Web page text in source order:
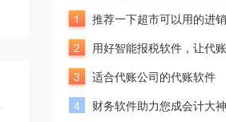
1
推荐一下超市可以用的进
2
用好智能报税软件，让代
3
适合代账公司的代账软件
4
财务软件助力您成会计大神